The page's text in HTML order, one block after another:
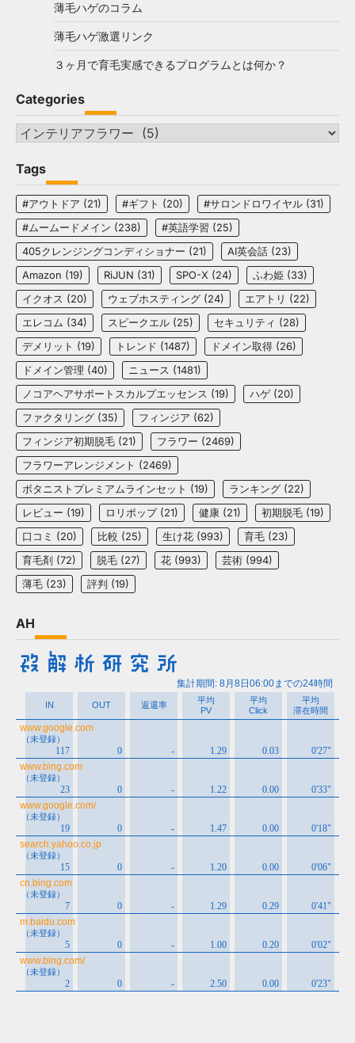
薄毛ハゲのコラム
薄毛ハゲ激選リンク
３ヶ月で育毛実感できるプログラムとは何か？
Categories
Categories
Tags
#アウトドア (21) #ギフト (20) #サロンドロワイヤル (31)
#ムームードメイン (238) #英語学習 (25)
405クレンジングコンディショナー (21) AI英会話 (23)
Amazon (19) RiJUN (31) SPO-X (24) ふわ姫 (33)
イクオス (20) ウェブホスティング (24) エアトリ (22)
エレコム (34) スピークエル (25) セキュリティ (28)
デメリット (19) トレンド (1487) ドメイン取得 (26)
ドメイン管理 (40) ニュース (1481)
ノコアヘアサポートスカルプエッセンス (19) ハゲ (20)
ファクタリング (35) フィンジア (62)
フィンジア初期脱毛 (21) フラワー (2469)
フラワーアレンジメント (2469)
ボタニストプレミアムラインセット (19) ランキング (22)
レビュー (19) ロリポップ(21) 健康 (21) 初期脱毛 (19)
口コミ (20) 比較 (25) 生け花 (993) 育毛 (23)
育毛剤 (72) 脱毛 (27) 花 (993) 芸術 (994)
薄毛 (23) 評判 (19)
AH